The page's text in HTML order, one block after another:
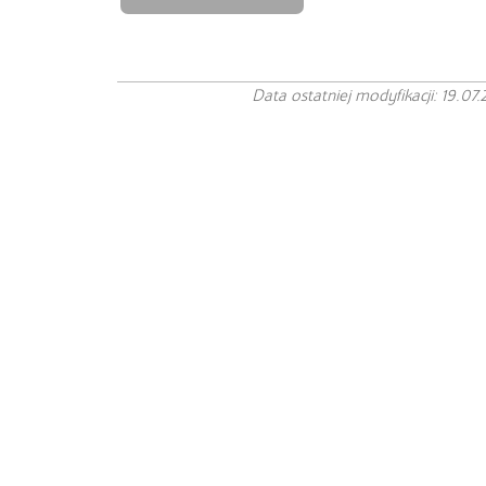
Data ostatniej modyfikacji: